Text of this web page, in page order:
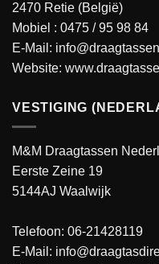
2470 Retie (België)
Mobiel : 0475 / 95 98 84
E-Mail:
Website:
VESTIGING
M&M Draagtassen
Eerste Zeine 19
5144AJ Waalwijk
Telefoon: 06-21428119
E-Mail: